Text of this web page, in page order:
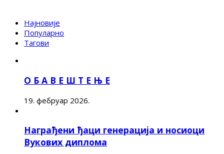
Најновије
Популарно
Тагови
О Б А В Е Ш Т Е Њ Е
19. фебруар 2026.
Награђени ђаци генерација и носиоци
Вукових диплома